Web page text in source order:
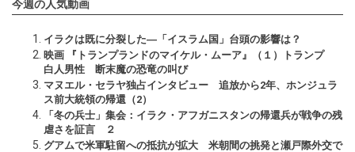
今週の人気動画
イラクは既に分裂した―「イスラム国」台頭の影響は？
映画 『トランプランドのマイケル・ムーア』（１）トランプ
白人男性 断末魔の恐竜の叫び
マヌエル・セラヤ独占インタビュー 追放から2年、ホンジュラ
ス前大統領の帰還（2）
「冬の兵士」集会：イラク・アフガニスタンの帰還兵が戦争の残
虐さを証言 ２
グアムで米軍駐留への抵抗が拡大 米朝間の挑発と瀬戸際外交で